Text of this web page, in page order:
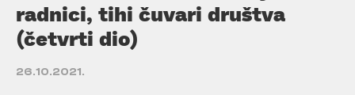
radnici, tihi čuvari društva
(četvrti dio)
26.10.2021.